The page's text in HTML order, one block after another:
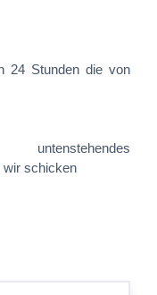
24 Stunden die von
wir schicken